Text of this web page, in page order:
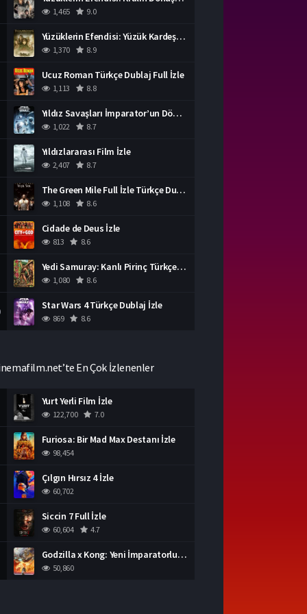
1,465 9.0
Yüzüklerin Efendisi: Yüzük Kardeşliği Türkçe Dublaj İzle
1,370 8.9
Ucuz Roman Türkçe Dublaj Full İzle
1,113 8.8
Yıldız Savaşları İmparator’un Dönüşü Türkçe Dublaj İzle
1,022 8.7
Yıldızlararası Film İzle
2,407 8.7
The Green Mile Full İzle Türkçe Dublaj
1,108 8.6
Cidade de Deus İzle
813 8.6
Yedi Samuray: Kanlı Pirinç Türkçe Dublaj İzle
1,080 8.6
Star Wars 4 Türkçe Dublaj İzle
869 8.6
En Çok İzlenenler
Yurt Yerli Film İzle
122,700 7.0
Furiosa: Bir Mad Max Destanı İzle
98,454
Çılgın Hırsız 4 İzle
60,702
Siccin 7 Full İzle
60,604 4.7
Godzilla x Kong: Yeni İmparatorluk İzle
50,860